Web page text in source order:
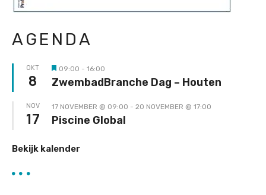
AGENDA
OKT
8 Uitgelicht
09:00 - 16:00
ZwembadBranche Dag – Houten
NOV
17
17 NOVEMBER @ 09:00 - 20 NOVEMBER @ 17:00
Piscine Global
Bekijk kalender